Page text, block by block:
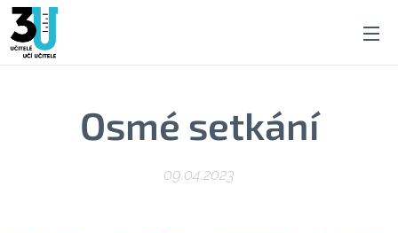
Osmé setkání
09.04.2023